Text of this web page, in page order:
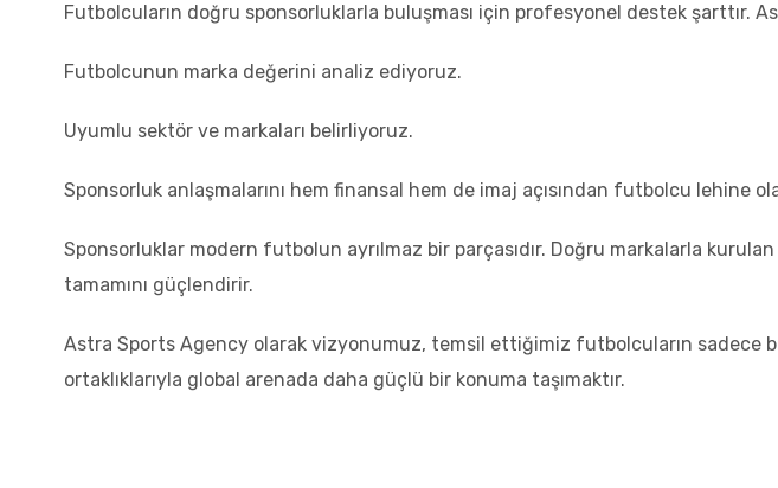
Futbolcuların doğru sponsorluklarla buluşması için profesyonel destek şarttır.
Futbolcunun marka değerini analiz ediyoruz.
Uyumlu sektör ve markaları belirliyoruz.
Sponsorluk anlaşmalarını hem finansal hem de imaj açısından futbolcu lehine
Sponsorluklar modern futbolun ayrılmaz bir parçasıdır. Doğru markalarla
tamamını güçlendirir.
Astra Sports Agency olarak vizyonumuz, temsil ettiğimiz futbolcuların sadece
ortaklıklarıyla global arenada daha güçlü bir konuma taşımaktır.